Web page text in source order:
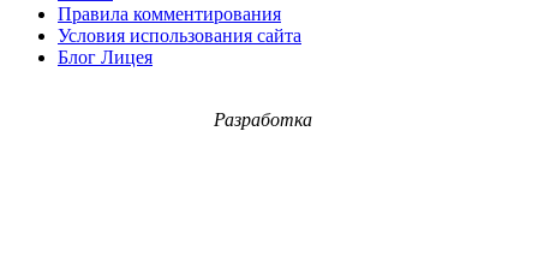
Правила комментирования
Условия использования сайта
Блог Лицея
Разработка